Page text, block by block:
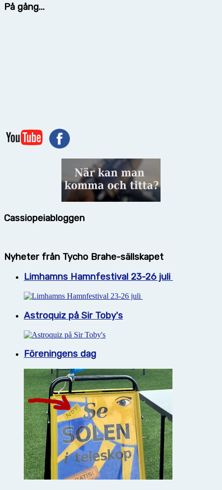
På gång...
Cassiopeiabloggen
Nyheter från Tycho Brahe-sällskapet
Limhamns Hamnfestival 23-26 juli
Astroquiz på Sir Toby's
Föreningens dag